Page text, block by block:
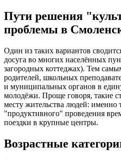
Пути решения
проблемы в
Один из таких вариантов
досуга во многих населённых
загородных коттеджах). Тем
родителей, школьных
и муниципальных органов в
молодёжи. Проще говоря, такие
месту жительства людей: именно
"продуктивного" проведения
поездки в крупные центры.
Возрастные